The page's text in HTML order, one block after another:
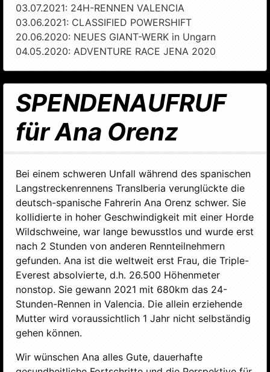
03.07.2021: 24H-RENNEN VALENCIA
03.06.2021: CLASSIFIED POWERSHIFT
20.06.2020: NEUES GIANT-WERK in Ungarn
04.05.2020: ADVENTURE RACE JENA 2020
SPENDENAUFRUF
für Ana Orenz
Bei einem schweren Unfall während des spanischen
Langstreckenrennens TransIberia verunglückte die
deutsch-spanische Fahrerin Ana Orenz schwer. Sie
kollidierte in hoher Geschwindigkeit mit einer Horde
Wildschweine, war lange bewusstlos und wurde erst
nach 2 Stunden von anderen Rennteilnehmern
gefunden. Ana ist die weltweit erst Frau, die Triple-
Everest absolvierte, d.h. 26.500 Höhenmeter
nonstop. Sie gewann 2021 mit 680km das 24-
Stunden-Rennen in Valencia. Die allein erziehende
Mutter wird voraussichtlich 1 Jahr nicht selbständig
gehen können.
Wir wünschen Ana alles Gute, dauerhafte